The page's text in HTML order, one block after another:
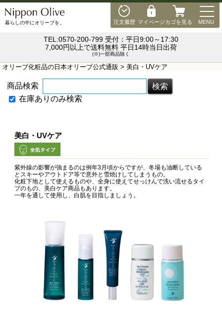
注文履歴 マイページカゴを見る MENU
暮らしの中にオリーブを。
TEL:0570-200-799 受付：平日9:00～17:30
7,000円以上で送料無料 平日14時当日出荷
(※)一部商品除く
オリーブ化粧品の日本オリーブ公式通販 > 美白・UVケア
商品検索
在庫ありのみ検索
美白・UVケア
紫外線の影響が強まるのは例年3月頃からですが、冬場も油断している
とスキーやアウトドア等で意外と雪焼けしてしまうもの。
化粧下地として使えるものや、全身に使えてせっけんで洗い流せるタイ
プのもの、美白ケア商品もあります。
一年を通して使用し、白肌を目指しましょう。